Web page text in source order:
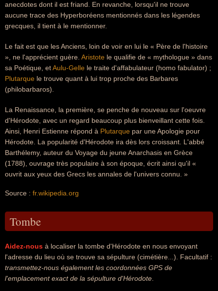
anecdotes dont il est friand. En revanche, lorsqu'il ne trouve
aucune trace des Hyperboréens mentionnés dans les légendes
grecques, il tient à le mentionner.
Le fait est que les Anciens, loin de voir en lui le « Père de l'histoire
», ne l'apprécient guère. Aristote le qualifie de « mythologue » dans
sa Poétique, etAulu-Gelle le traite d'affabulateur (homo fabulator) ;
Plutarque le trouve quant à lui trop proche des Barbares
(philobarbaros).
La Renaissance, la première, se penche de nouveau sur l'oeuvre
d'Hérodote, avec un regard beaucoup plus bienveillant cette fois.
Ainsi, Henri Estienne répond à Plutarque par une Apologie pour
Hérodote. La popularité d'Hérodote ira dès lors croissant. L'abbé
Barthélemy, auteur du Voyage du jeune Anarchasis en Grèce
(1788), ouvrage très populaire à son époque, écrit ainsi qu'il «
ouvrit aux yeux des Grecs les annales de l'univers connu. »
Source : fr.wikipedia.org
Tombe
Aidez-nous à localiser la tombe d'Hérodote en nous envoyant
l'adresse du lieu où se trouve sa sépulture (cimétière...). Facultatif :
transmettez-nous également les coordonnées GPS de
l'emplacement exact de la sépulture d'Hérodote